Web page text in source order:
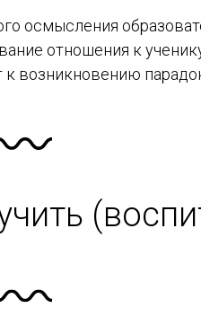
осмысления
отношения к
возникновению